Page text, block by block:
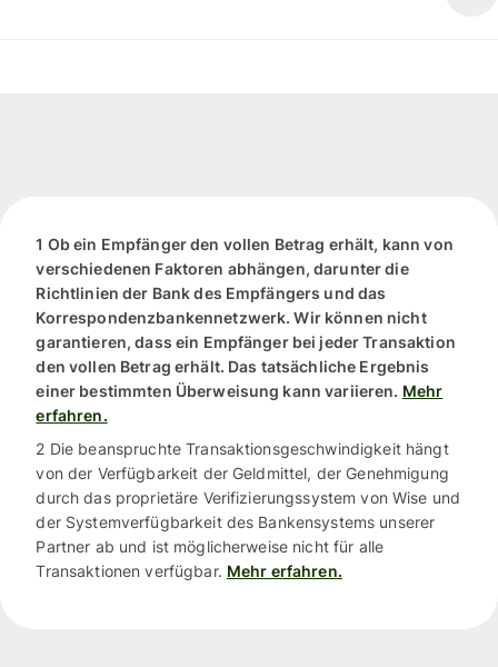
1 Ob ein Empfänger den vollen Betrag erhält, kann von
verschiedenen Faktoren abhängen, darunter die
Richtlinien der Bank des Empfängers und das
Korrespondenzbankennetzwerk. Wir können nicht
garantieren, dass ein Empfänger bei jeder Transaktion
den vollen Betrag erhält. Das tatsächliche Ergebnis
einer bestimmten Überweisung kann variieren. Mehr
erfahren.
2 Die beanspruchte Transaktionsgeschwindigkeit hängt
von der Verfügbarkeit der Geldmittel, der Genehmigung
durch das proprietäre Verifizierungssystem von Wise und
der Systemverfügbarkeit des Bankensystems unserer
Partner ab und ist möglicherweise nicht für alle
Transaktionen verfügbar. Mehr erfahren.